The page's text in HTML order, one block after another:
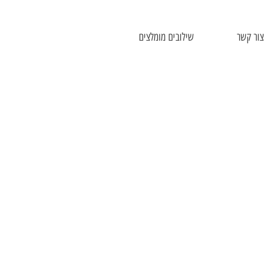
צור קשר שילובים מומלצים